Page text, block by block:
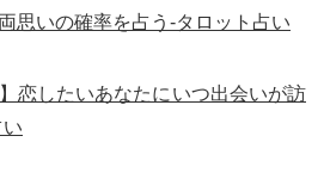
思いの確率を占う-タロット占い
恋したいあなたにいつ出会いが訪